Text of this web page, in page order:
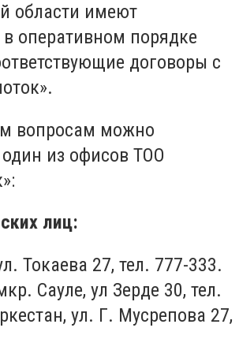
области имеют
оперативном порядке
договоры с
вопросам можно
один из офисов ТОО
лиц:
Токаева 27, тел. 777-333.
Сауле, ул Зерде 30, тел.
ул. Г. Мусрепова 27,